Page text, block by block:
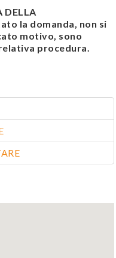
DELLA
la domanda, non si
motivo, sono
procedura.